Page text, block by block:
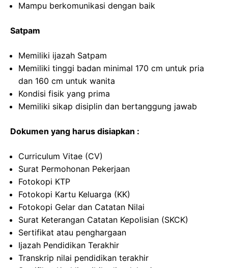
Mampu berkomunikasi dengan baik
Satpam
Memiliki ijazah Satpam
Memiliki tinggi badan minimal 170 cm untuk pria
dan 160 cm untuk wanita
Kondisi fisik yang prima
Memiliki sikap disiplin dan bertanggung jawab
Dokumen yang harus disiapkan :
Curriculum Vitae (CV)
Surat Permohonan Pekerjaan
Fotokopi KTP
Fotokopi Kartu Keluarga (KK)
Fotokopi Gelar dan Catatan Nilai
Surat Keterangan Catatan Kepolisian (SKCK)
Sertifikat atau penghargaan
Ijazah Pendidikan Terakhir
Transkrip nilai pendidikan terakhir